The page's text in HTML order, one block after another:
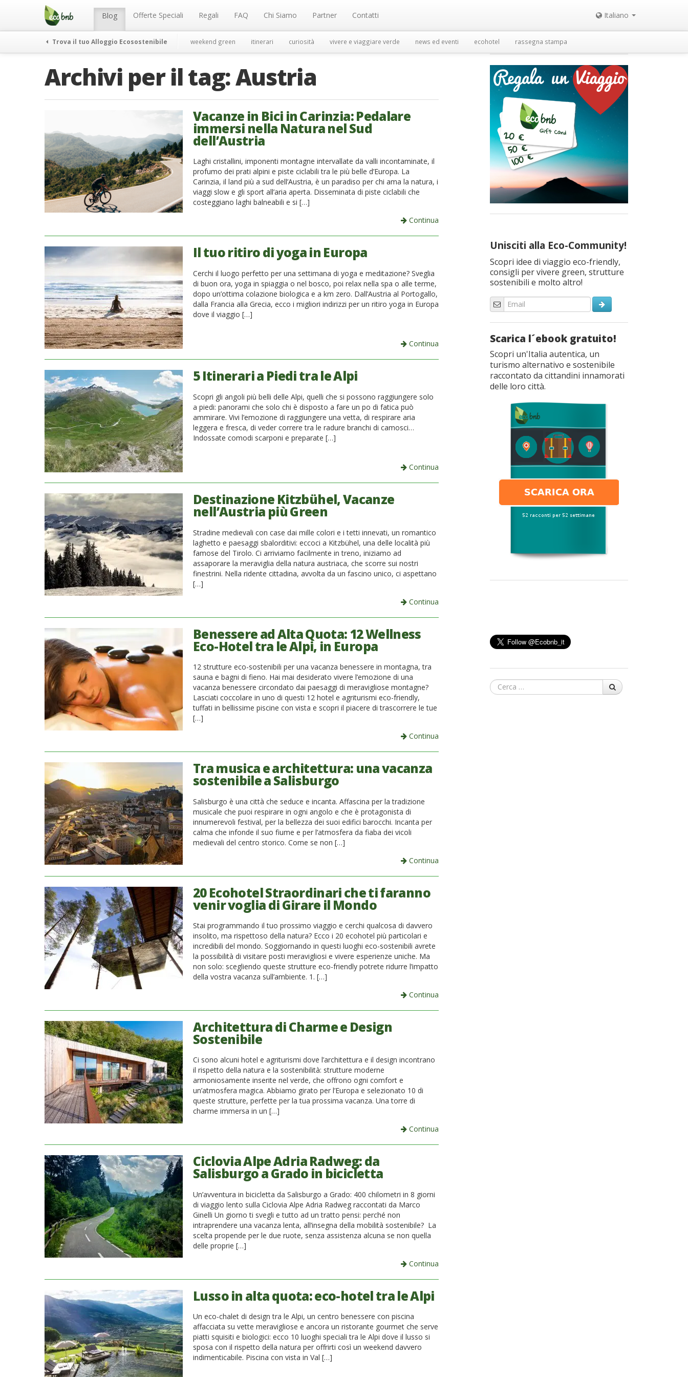
Menu Blog Offerte Speciali Regali FAQ Chi Siamo Partner Contatti Italiano
Trova il tuo Alloggio Ecosostenibile weekend green itinerari curiosità vivere e viaggiare verde news ed eventi ecohotel rassegna stampa
Archivi per il tag:Austria
Vacanze in Bici in Carinzia: Pedalare
immersi nella Natura nel Sud
dell’Austria
Laghi cristallini, imponenti montagne intervallate da valli incontaminate, il
profumo dei prati alpini e piste ciclabili tra le più belle d’Europa. La
Carinzia, il land più a sud dell’Austria, è un paradiso per chi ama la natura, i
viaggi slow e gli sport all’aria aperta. Disseminata di piste ciclabili che
costeggiano laghi balneabili e si […]
Continua
Il tuo ritiro di yoga in Europa
Cerchi il luogo perfetto per una settimana di yoga e meditazione? Sveglia
di buon ora, yoga in spiaggia o nel bosco, poi relax nella spa o alle terme,
dopo un’ottima colazione biologica e a km zero. Dall’Austria al Portogallo,
dalla Francia alla Grecia, ecco i migliori indirizzi per un ritiro yoga in Europa
dove il viaggio […]
Continua
5 Itinerari a Piedi tra le Alpi
Scopri gli angoli più belli delle Alpi, quelli che si possono raggiungere solo
a piedi: panorami che solo chi è disposto a fare un po di fatica può
ammirare. Vivi l’emozione di raggiungere una vetta, di respirare aria
leggera e fresca, di veder correre tra le radure branchi di camosci…
Indossate comodi scarponi e preparate […]
Continua
Destinazione Kitzbühel, Vacanze
nell’Austria più Green
Stradine medievali con case dai mille colori e i tetti innevati, un romantico
laghetto e paesaggi sbalorditivi: eccoci a Kitzbühel, una delle località più
famose del Tirolo. Ci arriviamo facilmente in treno, iniziamo ad
assaporare la meraviglia della natura austriaca, che scorre sui nostri
finestrini. Nella ridente cittadina, avvolta da un fascino unico, ci aspettano
[…]
Continua
Benessere ad Alta Quota: 12 Wellness
Eco-Hotel tra le Alpi, in Europa
12 strutture eco-sostenibili per una vacanza benessere in montagna, tra
sauna e bagni di fieno. Hai mai desiderato vivere l’emozione di una
vacanza benessere circondato dai paesaggi di meravigliose montagne?
Lasciati coccolare in uno di questi 12 hotel e agriturismi eco-friendly,
tuffati in bellissime piscine con vista e scopri il piacere di trascorrere le tue
[…]
Continua
Tra musica e architettura: una vacanza
sostenibile a Salisburgo
Salisburgo è una città che seduce e incanta. Affascina per la tradizione
musicale che puoi respirare in ogni angolo e che è protagonista di
innumerevoli festival, per la bellezza dei suoi edifici barocchi. Incanta per
calma che infonde il suo fiume e per l’atmosfera da fiaba dei vicoli
medievali del centro storico. Come se non […]
Continua
20 Ecohotel Straordinari che ti faranno
venir voglia di Girare il Mondo
Stai programmando il tuo prossimo viaggio e cerchi qualcosa di davvero
insolito, ma rispettoso della natura? Ecco i 20 ecohotel più particolari e
incredibili del mondo. Soggiornando in questi luoghi eco-sostenibili avrete
la possibilità di visitare posti meravigliosi e vivere esperienze uniche. Ma
non solo: scegliendo queste strutture eco-friendly potrete ridurre l’impatto
della vostra vacanza sull’ambiente. 1. […]
Continua
Architettura di Charme e Design
Sostenibile
Ci sono alcuni hotel e agriturismi dove l’architettura e il design incontrano
il rispetto della natura e la sostenibilità: strutture moderne
armoniosamente inserite nel verde, che offrono ogni comfort e
un’atmosfera magica. Abbiamo girato per l’Europa e selezionato 10 di
queste strutture, perfette per la tua prossima vacanza. Una torre di
charme immersa in un […]
Continua
Ciclovia Alpe Adria Radweg: da
Salisburgo a Grado in bicicletta
Un’avventura in bicicletta da Salisburgo a Grado: 400 chilometri in 8 giorni
di viaggio lento sulla Ciclovia Alpe Adria Radweg raccontati da Marco
Ginelli Un giorno ti svegli e tutto ad un tratto pensi: perché non
intraprendere una vacanza lenta, all’insegna della mobilità sostenibile? La
scelta propende per le due ruote, senza assistenza alcuna se non quella
delle proprie […]
Continua
Lusso in alta quota: eco-hotel tra le Alpi
Un eco-chalet di design tra le Alpi, un centro benessere con piscina
affacciata su vette meravigliose e ancora un ristorante gourmet che serve
piatti squisiti e biologici: ecco 10 luoghi speciali tra le Alpi dove il lusso si
sposa con il rispetto della natura per offrirti così un weekend davvero
indimenticabile. Piscina con vista in Val […]
Unisciti alla Eco-Community!
Scopri idee di viaggio eco-friendly,
consigli per vivere green, strutture
sostenibili e molto altro!
Scarica l´ebook gratuito!
Scopri un'Italia autentica, un
turismo alternativo e sostenibile
raccontato da cittandini innamorati
delle loro città.
Cerca